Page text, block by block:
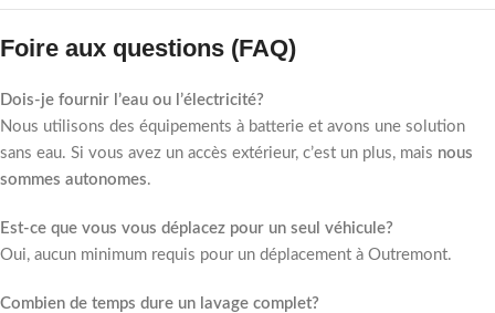
Foire aux questions (FAQ)
Dois-je fournir l’eau ou l’électricité?
Nous utilisons des équipements à batterie et avons une solution
sans eau. Si vous avez un accès extérieur, c’est un plus, mais nous
sommes autonomes.
Est-ce que vous vous déplacez pour un seul véhicule?
Oui, aucun minimum requis pour un déplacement à Outremont.
Combien de temps dure un lavage complet?